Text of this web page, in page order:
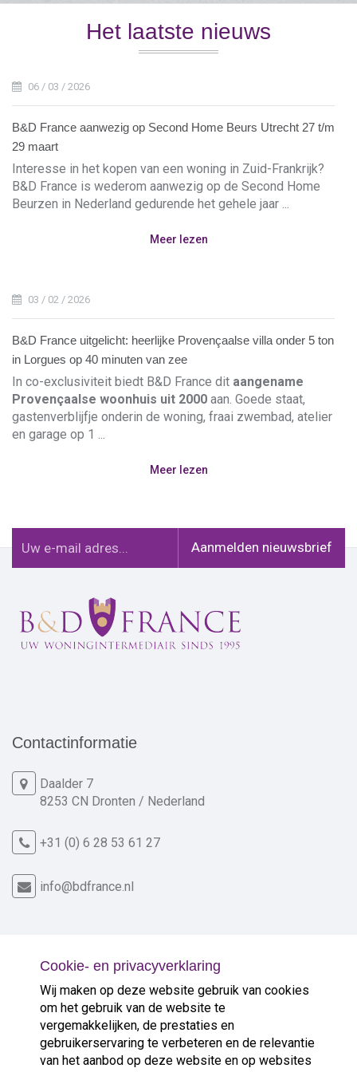
Cookie- en privacyverklaring
Wij maken op deze website gebruik van cookies
om het gebruik van de website te
vergemakkelijken, de prestaties en
gebruikerservaring te verbeteren en de relevantie
van het aanbod op deze website en op websites
Het laatste nieuws
06 / 03 / 2026
B&D France aanwezig op Second Home Beurs Utrecht 27 t/m
29 maart
Interesse in het kopen van een woning in Zuid-Frankrijk?
B&D France is wederom aanwezig op de Second Home
Beurzen in Nederland gedurende het gehele jaar ...
Meer lezen
03 / 02 / 2026
B&D France uitgelicht: heerlijke Provençaalse villa onder 5 ton
in Lorgues op 40 minuten van zee
In co-exclusiviteit biedt B&D France dit aangename
Provençaalse woonhuis uit 2000 aan. Goede staat,
gastenverblijfje onderin de woning, fraai zwembad, atelier
en garage op 1 ...
Meer lezen
Contactinformatie
Daalder 7
8253 CN Dronten / Nederland
+31 (0) 6 28 53 61 27
info@bdfrance.nl
Nieuw in de verkoop
Gelegen op heuvel met schitterende ...